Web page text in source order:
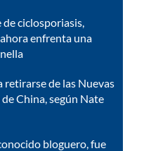
ciclosporiasis,
enfrenta una
de las Nuevas
de China, según Nate
bloguero, fue